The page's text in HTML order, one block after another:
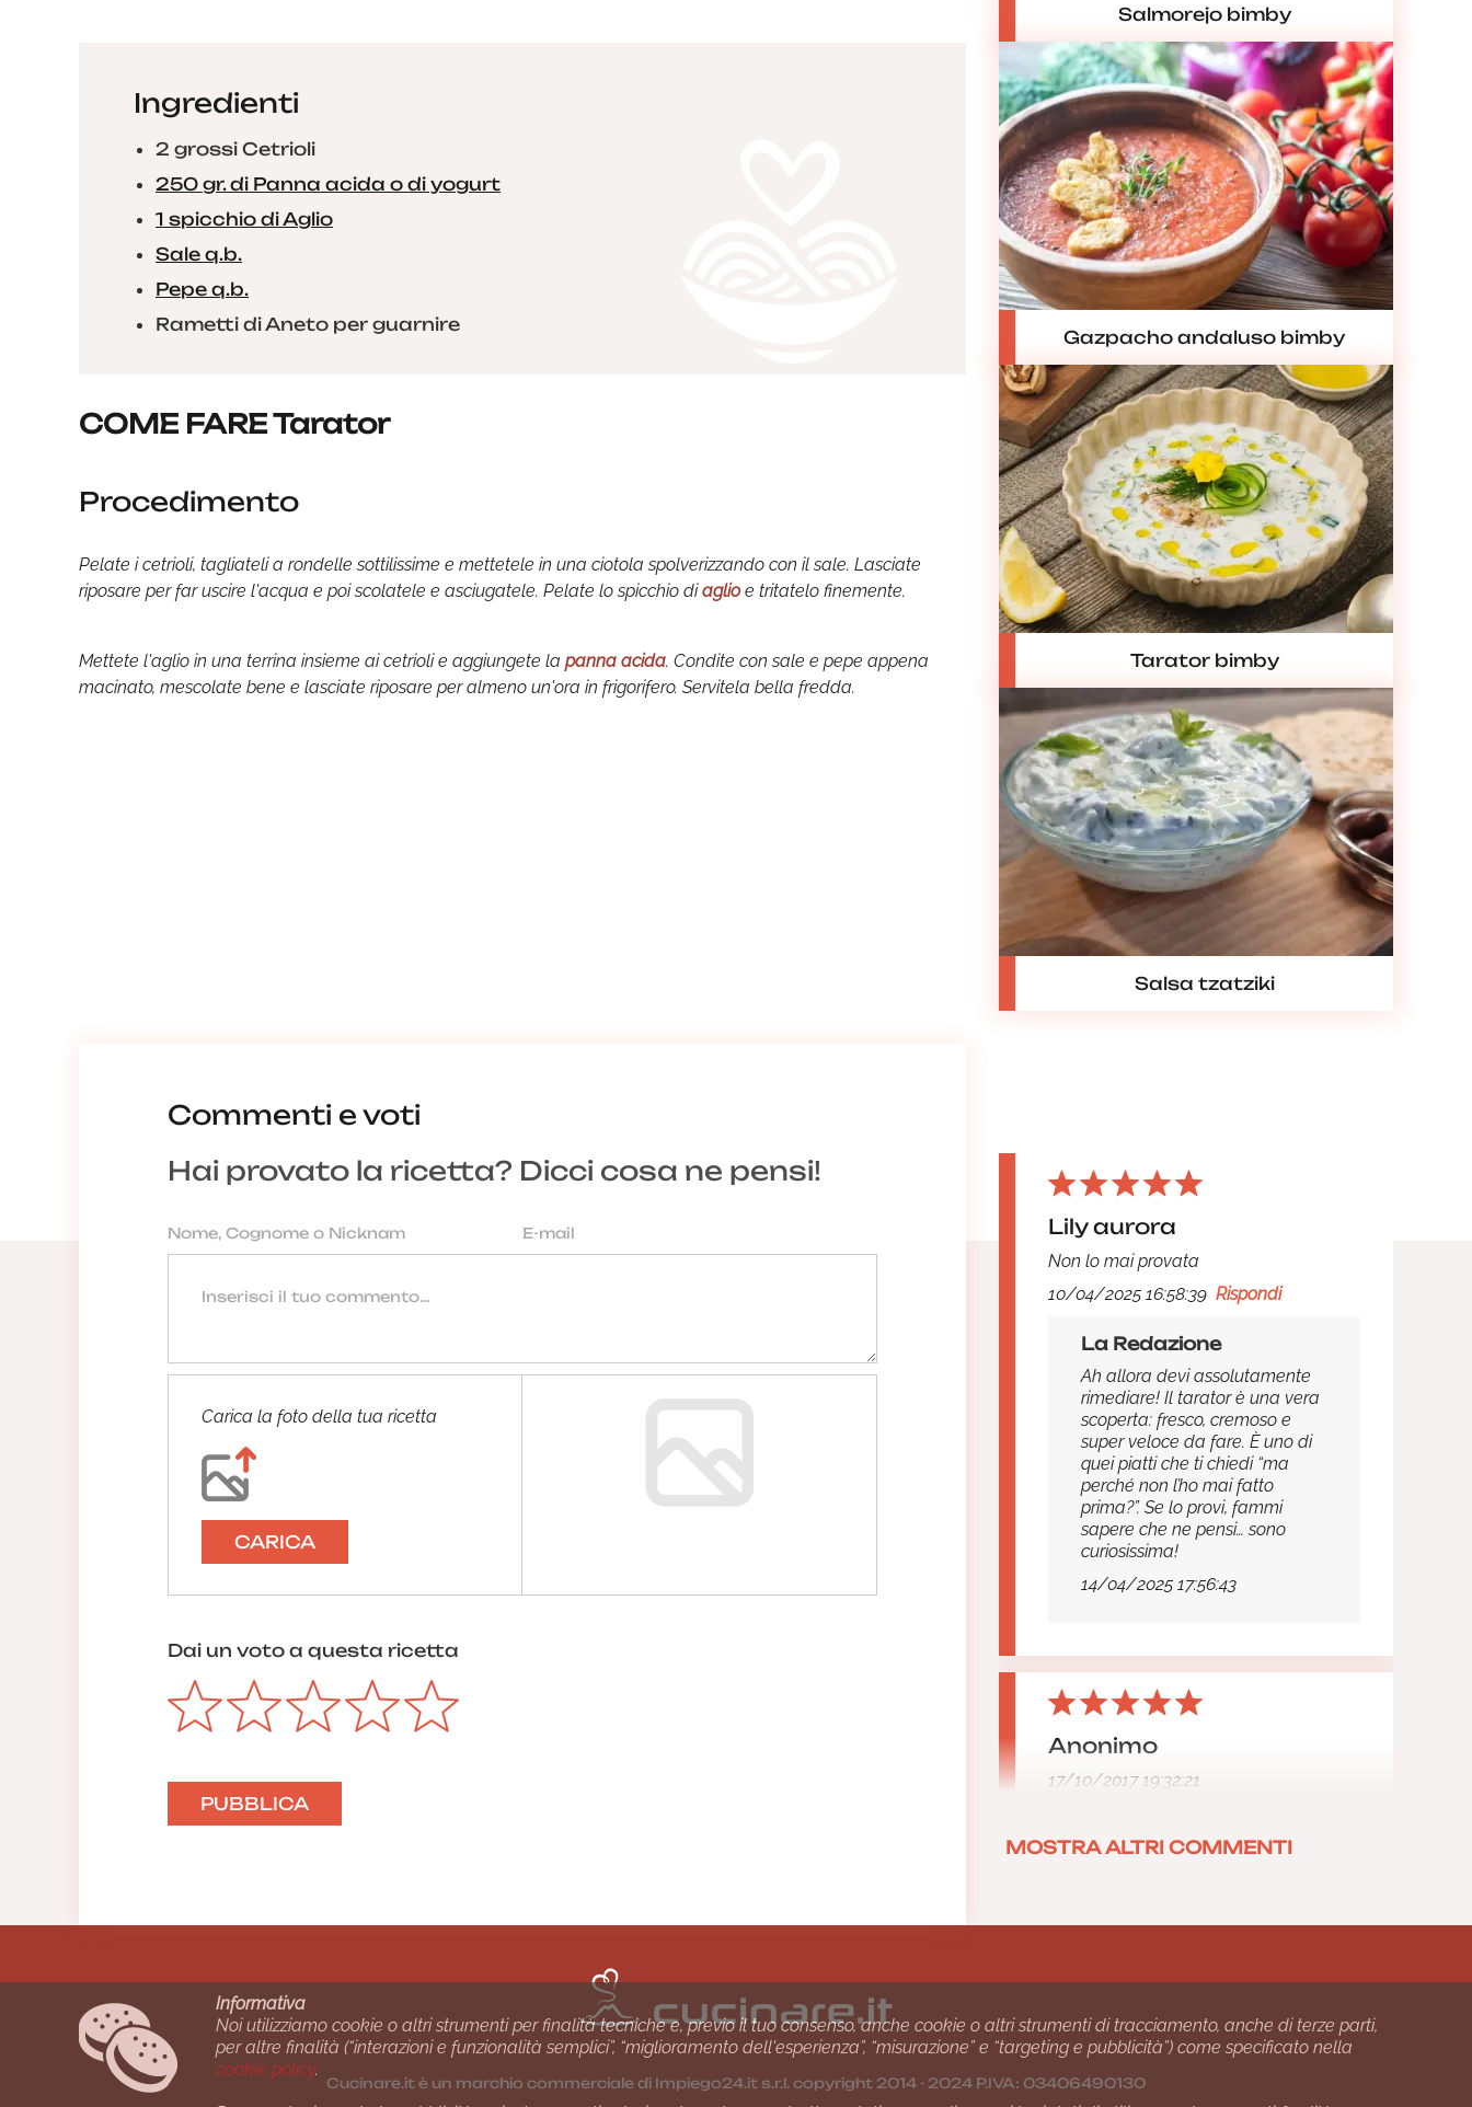
Ingredienti
2 grossi Cetrioli
250 gr. di Panna acida o di yogurt
1 spicchio di Aglio
Sale q.b.
Pepe q.b.
Rametti di Aneto per guarnire
COME FARE Tarator
Procedimento
Pelate i cetrioli, tagliateli a rondelle sottilissime e mettetele in una ciotola spolverizzando con il sale. Lasciate
riposare per far uscire l'acqua e poi scolatele e asciugatele. Pelate lo spicchio diaglioe tritatelo finemente.
Mettete l'aglio in una terrina insieme ai cetrioli e aggiungete la panna acida. Condite con sale e pepe appena
macinato, mescolate bene e lasciate riposare per almeno un'ora in frigorifero. Servitela bella fredda.
Salmorejo bimby
Gazpacho andaluso bimby
Tarator bimby
Salsa tzatziki
Commenti e voti
Hai provato la ricetta? Dicci cosa ne pensi!
Carica la foto della tua ricetta
CARICA
Dai un voto a questa ricetta
Lily aurora
Non lo mai provata
10/04/2025 16:58:39 Rispondi
La Redazione
Ah allora devi assolutamente
rimediare! Il tarator è una vera
scoperta: fresco, cremoso e
super veloce da fare. È uno di
quei piatti che ti chiedi “ma
perché non l’ho mai fatto
prima?”. Se lo provi, fammi
sapere che ne pensi… sono
curiosissima!
14/04/2025 17:56:43
Anonimo
17/10/2017 19:32:21
MOSTRA ALTRI COMMENTI
Cucinare.it è un marchio commerciale di Impiego24.it s.r.l. copyright 2014 - 2024 P.IVA: 03406490130
Informativa
Noi utilizziamo cookie o altri strumenti per finalità tecniche e, previo il tuo consenso, anche cookie o altri strumenti di tracciamento, anche di terze parti,
per altre finalità (“interazioni e funzionalità semplici”, “miglioramento dell'esperienza”, “misurazione” e “targeting e pubblicità”) come specificato nella
cookie policy.